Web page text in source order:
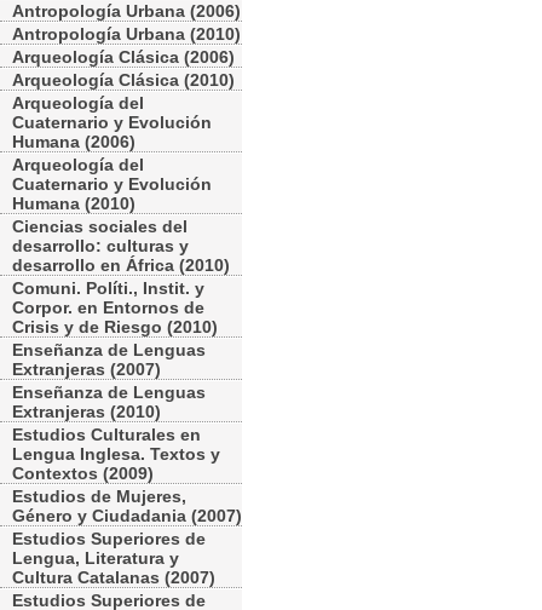
Antropología Urbana (2006)
Antropología Urbana (2010)
Arqueología Clásica (2006)
Arqueología Clásica (2010)
Arqueología del
Cuaternario y Evolución
Humana (2006)
Arqueología del
Cuaternario y Evolución
Humana (2010)
Ciencias sociales del
desarrollo: culturas y
desarrollo en África (2010)
Comuni. Políti., Instit. y
Corpor. en Entornos de
Crisis y de Riesgo (2010)
Enseñanza de Lenguas
Extranjeras (2007)
Enseñanza de Lenguas
Extranjeras (2010)
Estudios Culturales en
Lengua Inglesa. Textos y
Contextos (2009)
Estudios de Mujeres,
Género y Ciudadania (2007)
Estudios Superiores de
Lengua, Literatura y
Cultura Catalanas (2007)
Estudios Superiores de